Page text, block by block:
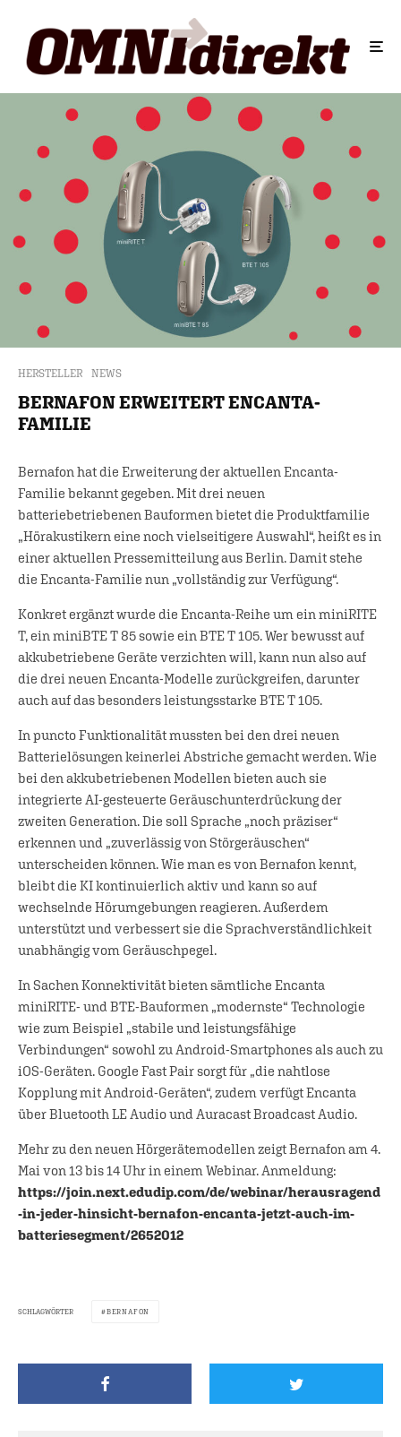
HERSTELLER NEWS
BERNAFON ERWEITERT ENCANTA-
FAMILIE
Bernafon hat die Erweiterung der aktuellen Encanta-
Familie bekannt gegeben. Mit drei neuen
batteriebetriebenen Bauformen bietet die Produktfamilie
„Hörakustikern eine noch vielseitigere Auswahl“, heißt es in
einer aktuellen Pressemitteilung aus Berlin. Damit stehe
die Encanta-Familie nun „vollständig zur Verfügung“.
Konkret ergänzt wurde die Encanta-Reihe um ein miniRITE
T, ein miniBTE T 85 sowie ein BTE T 105. Wer bewusst auf
akkubetriebene Geräte verzichten will, kann nun also auf
die drei neuen Encanta-Modelle zurückgreifen, darunter
auch auf das besonders leistungsstarke BTE T 105.
In puncto Funktionalität mussten bei den drei neuen
Batterielösungen keinerlei Abstriche gemacht werden. Wie
bei den akkubetriebenen Modellen bieten auch sie
integrierte AI-gesteuerte Geräuschunterdrückung der
zweiten Generation. Die soll Sprache „noch präziser“
erkennen und „zuverlässig von Störgeräuschen“
unterscheiden können. Wie man es von Bernafon kennt,
bleibt die KI kontinuierlich aktiv und kann so auf
wechselnde Hörumgebungen reagieren. Außerdem
unterstützt und verbessert sie die Sprachverständlichkeit
unabhängig vom Geräuschpegel.
In Sachen Konnektivität bieten sämtliche Encanta
miniRITE- und BTE-Bauformen „modernste“ Technologie
wie zum Beispiel „stabile und leistungsfähige
Verbindungen“ sowohl zu Android-Smartphones als auch zu
iOS-Geräten. Google Fast Pair sorgt für „die nahtlose
Kopplung mit Android-Geräten“, zudem verfügt Encanta
über Bluetooth LE Audio und Auracast Broadcast Audio.
Mehr zu den neuen Hörgerätemodellen zeigt Bernafon am 4.
Mai von 13 bis 14 Uhr in einem Webinar. Anmeldung:
https://join.next.edudip.com/de/webinar/herausragend
-in-jeder-hinsicht-bernafon-encanta-jetzt-auch-im-
batteriesegment/2652012
SCHLAGWÖRTER BERNAFON